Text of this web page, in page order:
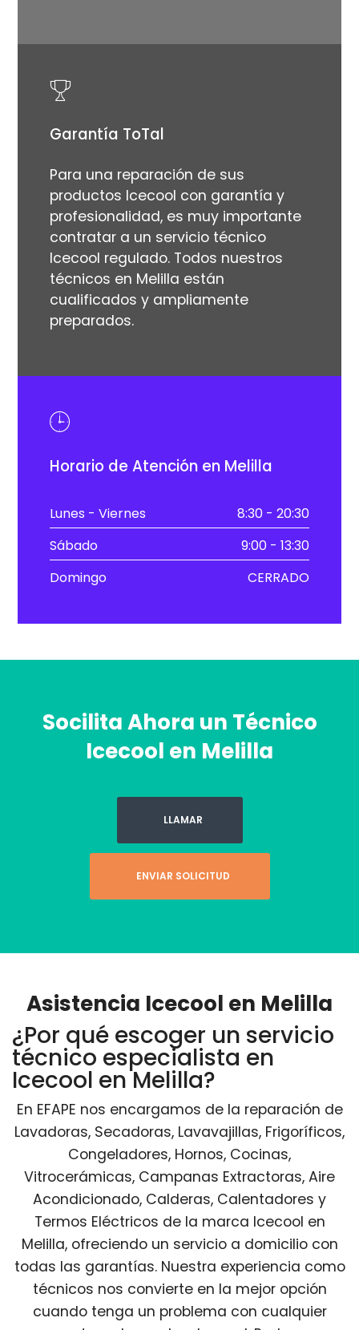
Garantía ToTal
Para una reparación de sus
productos Icecool con garantía y
profesionalidad, es muy importante
contratar a un servicio técnico
Icecool regulado. Todos nuestros
técnicos en Melilla están
cualificados y ampliamente
preparados.
Horario de Atención en Melilla
Lunes - Viernes
8:30 - 20:30
Sábado
9:00 - 13:30
Domingo
CERRADO
Socilita Ahora un Técnico
Icecool en Melilla
LLAMAR
ENVIAR SOLICITUD
Asistencia Icecool en Melilla
¿Por qué escoger un servicio
técnico especialista en
Icecool en Melilla?
En EFAPE nos encargamos de la reparación de
Lavadoras, Secadoras, Lavavajillas, Frigoríficos,
Congeladores, Hornos, Cocinas,
Vitrocerámicas, Campanas Extractoras, Aire
Acondicionado, Calderas, Calentadores y
Termos Eléctricos de la marca Icecool en
Melilla, ofreciendo un servicio a domicilio con
todas las garantías. Nuestra experiencia como
técnicos nos convierte en la mejor opción
cuando tenga un problema con cualquier